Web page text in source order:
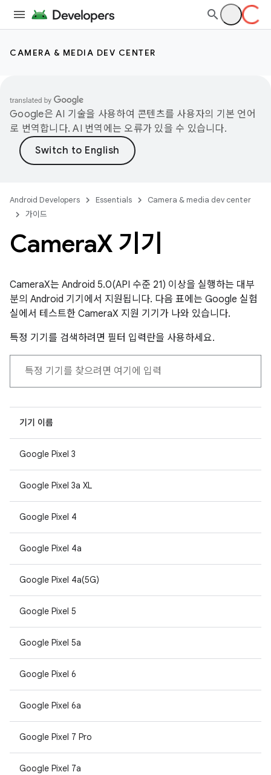
CAMERA & MEDIA DEV CENTER
Google은 AI 기술을 사용하여 콘텐츠를 사용자의 기본 언어
로 번역합니다. AI 번역에는 오류가 있을 수 있습니다.
Android Developers Essentials
Camera & media dev center
가이드
CameraX 기기
CameraX는 Android 5.0(API 수준 21) 이상을 실행하는 대부
분의 Android 기기에서 지원됩니다. 다음 표에는 Google 실험
실에서 테스트한 CameraX 지원 기기가 나와 있습니다.
특정 기기를 검색하려면 필터 입력란을 사용하세요.
기기 이름
Google Pixel 3
Google Pixel 3a XL
Google Pixel 4
Google Pixel 4a
Google Pixel 4a(5G)
Google Pixel 5
Google Pixel 5a
Google Pixel 6
Google Pixel 6a
Google Pixel 7 Pro
Google Pixel 7a